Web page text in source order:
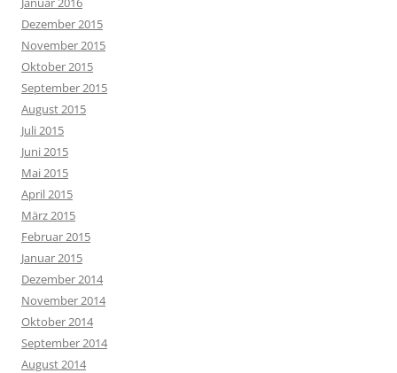
Dezember 2015
November 2015
Oktober 2015
September 2015
August 2015
Juli 2015
Juni 2015
Mai 2015
April 2015
März 2015
Februar 2015
Januar 2015
Dezember 2014
November 2014
Oktober 2014
September 2014
August 2014